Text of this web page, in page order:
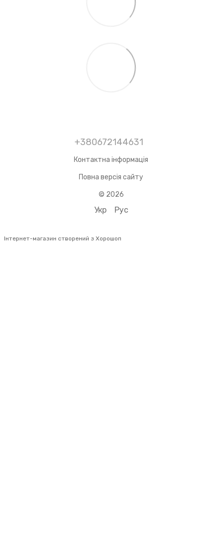
+380672144631
Контактна інформація
Повна версія сайту
© 2026
Укр Рус
Інтернет-магазин створений з Хорошоп